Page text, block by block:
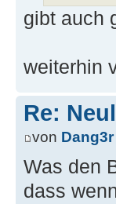
gibt auch
weiterhin
Re:
von Dang3r
Was den
dass